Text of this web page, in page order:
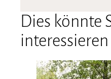
Dies könnte
interessieren